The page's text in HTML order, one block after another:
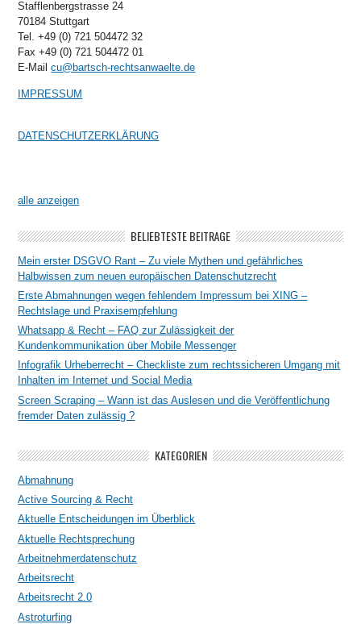
Stafflenbergstrasse 24
70184 Stuttgart
Tel. +49 (0) 721 504472 32
Fax +49 (0) 721 504472 01
E-Mailcu@bartsch-rechtsanwaelte.de
IMPRESSUM
DATENSCHUTZERKLÄRUNG
alle anzeigen
BELIEBTESTE BEITRÄGE
Mein erster DSGVO Rant – Zu viele Mythen und gefährliches
Halbwissen zum neuen europäischen Datenschutzrecht
Erste Abmahnungen wegen fehlendem Impressum bei XING –
Rechtslage und Praxisempfehlung
Whatsapp & Recht – FAQ zur Zulässigkeit der
Kundenkommunikation über Mobile Messenger
Infografik Urheberrecht – Checkliste zum rechtssicheren Umgang mit
Inhalten im Internet und Social Media
Screen Scraping – Wann ist das Auslesen und die Veröffentlichung
fremder Daten zulässig ?
KATEGORIEN
Abmahnung
Active Sourcing & Recht
Aktuelle Entscheidungen im Überblick
Aktuelle Rechtsprechung
Arbeitnehmerdatenschutz
Arbeitsrecht
Arbeitsrecht 2.0
Astroturfing